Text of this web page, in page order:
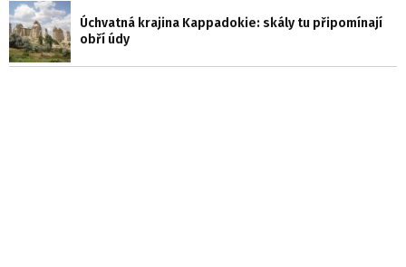
Úchvatná krajina Kappadokie: skály tu připomínají
obří údy